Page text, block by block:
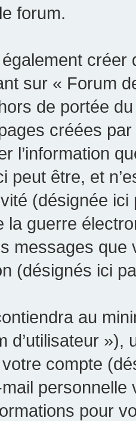
forum.
sur « Forum
de portée
créées
l’information
peut être, et
(désignée
la guerre
messages que
(désignés ici
au
d’utilisateur
compte
pour